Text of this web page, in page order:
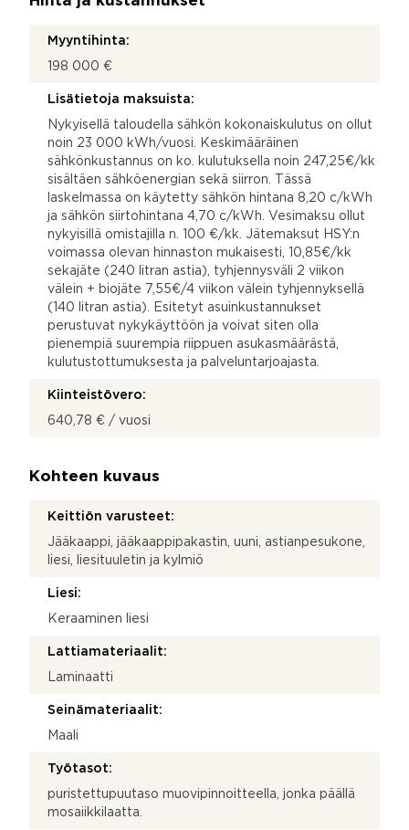
Myyntihinta:
198 000 €
Lisätietoja maksuista:
Nykyisellä taloudella sähkön kokonaiskulutus on ollut
noin 23 000 kWh/vuosi. Keskimääräinen
sähkönkustannus on ko. kulutuksella noin 247,25€/kk
sisältäen sähköenergian sekä siirron. Tässä
laskelmassa on käytetty sähkön hintana 8,20 c/kWh
ja sähkön siirtohintana 4,70 c/kWh. Vesimaksu ollut
nykyisillä omistajilla n. 100 €/kk. Jätemaksut HSY:n
voimassa olevan hinnaston mukaisesti, 10,85€/kk
sekajäte (240 litran astia), tyhjennysväli 2 viikon
välein + biojäte 7,55€/4 viikon välein tyhjennyksellä
(140 litran astia). Esitetyt asuinkustannukset
perustuvat nykykäyttöön ja voivat siten olla
pienempiä suurempia riippuen asukasmäärästä,
kulutustottumuksesta ja palveluntarjoajasta.
Kiinteistövero:
640,78 € / vuosi
Kohteen kuvaus
Keittiön varusteet:
Jääkaappi, jääkaappipakastin, uuni, astianpesukone,
liesi, liesituuletin ja kylmiö
Liesi:
Keraaminen liesi
Lattiamateriaalit:
Laminaatti
Seinämateriaalit:
Maali
Työtasot:
puristettupuutaso muovipinnoitteella, jonka päällä
mosaiikkilaatta.